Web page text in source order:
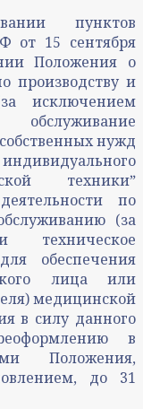
пунктов
от 15 сентября
Положения о
производству и
исключением
нужд
техникиˮ
по
(за
техническое
обеспечения
лица или
медицинской
в силу данного
в
Положения,
до 31